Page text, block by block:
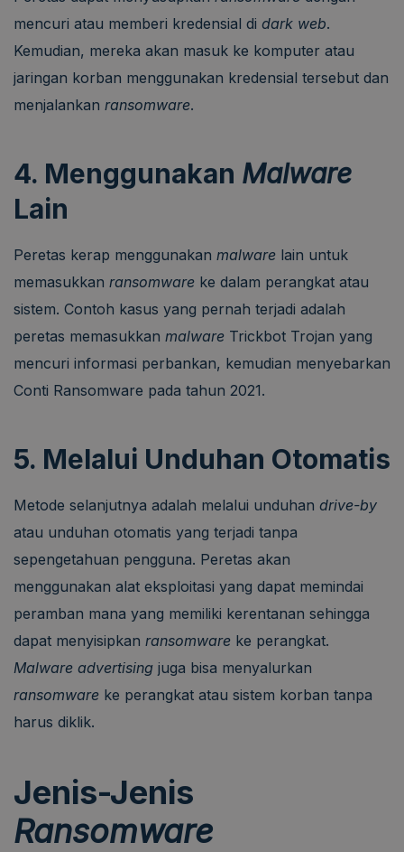
mencuri atau memberi kredensial di dark web.
Kemudian, mereka akan masuk ke komputer atau
jaringan korban menggunakan kredensial tersebut dan
menjalankan ransomware.
4. Menggunakan Malware
Lain
Peretas kerap menggunakan malware lain untuk
memasukkan ransomware ke dalam perangkat atau
sistem. Contoh kasus yang pernah terjadi adalah
peretas memasukkan malware Trickbot Trojan yang
mencuri informasi perbankan, kemudian menyebarkan
Conti Ransomware pada tahun 2021.
5. Melalui Unduhan Otomatis
Metode selanjutnya adalah melalui unduhan drive-by
atau unduhan otomatis yang terjadi tanpa
sepengetahuan pengguna. Peretas akan
menggunakan alat eksploitasi yang dapat memindai
peramban mana yang memiliki kerentanan sehingga
dapat menyisipkan ransomware ke perangkat.
Malware advertising juga bisa menyalurkan
ransomware ke perangkat atau sistem korban tanpa
harus diklik.
Jenis-Jenis
Ransomware